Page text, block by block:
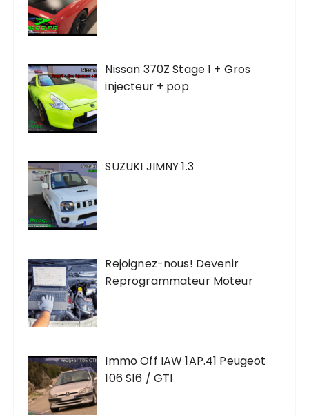
Nissan 370Z Stage 1 + Gros
injecteur + pop
SUZUKI JIMNY 1.3
Rejoignez-nous! Devenir
Reprogrammateur Moteur
Immo Off IAW 1AP.41 Peugeot
106 S16 / GTI